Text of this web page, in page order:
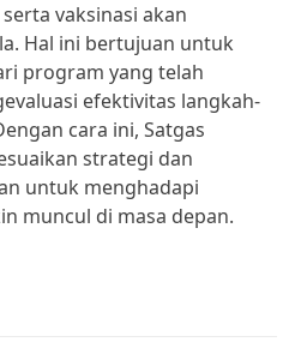
vaksinasi akan
Hal ini bertujuan untuk
program yang telah
efektivitas langkah-
cara ini, Satgas
strategi dan
untuk menghadapi
muncul di masa depan.